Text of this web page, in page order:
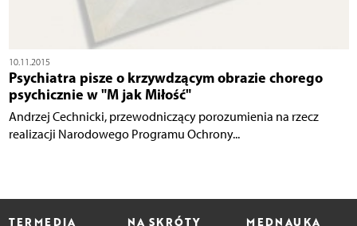
10.11.2015
Psychiatra pisze o krzywdzącym obrazie chorego
psychicznie w "M jak Miłość"
Andrzej Cechnicki, przewodniczący porozumienia na rzecz
realizacji Narodowego Programu Ochrony...
TERMEDIA NA SKRÓTY MEDNAUKA